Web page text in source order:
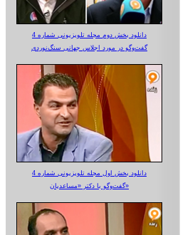
دانلود بخش دوم مجله تلویزیونی شماره 4
گفت‌وگو در مورد اجلاس جهانی سنگ‌نوردی
دانلود بخش اول مجله تلویزیونی شماره 4
گفت‌وگو با دکتر «مساعدیان»